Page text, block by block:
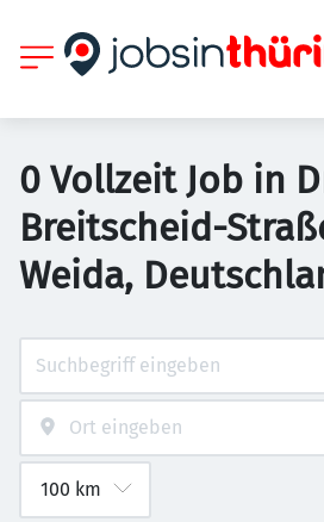
0 Vollzeit Job in
Breitscheid-
Weida,